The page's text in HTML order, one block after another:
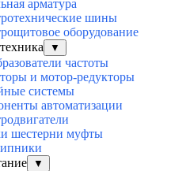
арматура
шины
оборудование
▼
частоты
и мотор-редукторы
системы
автоматизации
шестерни муфты
▼